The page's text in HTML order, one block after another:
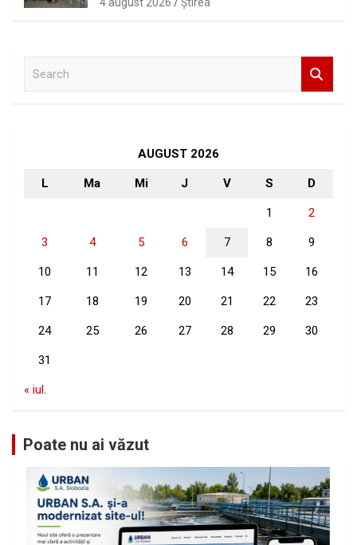
AUGUST 2026
L Ma Mi J V S D
1 2
3 4 5 6 7 8 9
10 11 12 13 14 15 16
17 18 19 20 21 22 23
24 25 26 27 28 29 30
31
« iul.
Poate nu ai văzut